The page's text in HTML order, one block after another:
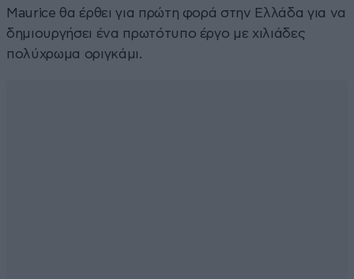
Maurice θα έρθει για πρώτη φορά στην Ελλάδα για να
δημιουργήσει ένα πρωτότυπο έργο με χιλιάδες
πολύχρωμα οριγκάμι.